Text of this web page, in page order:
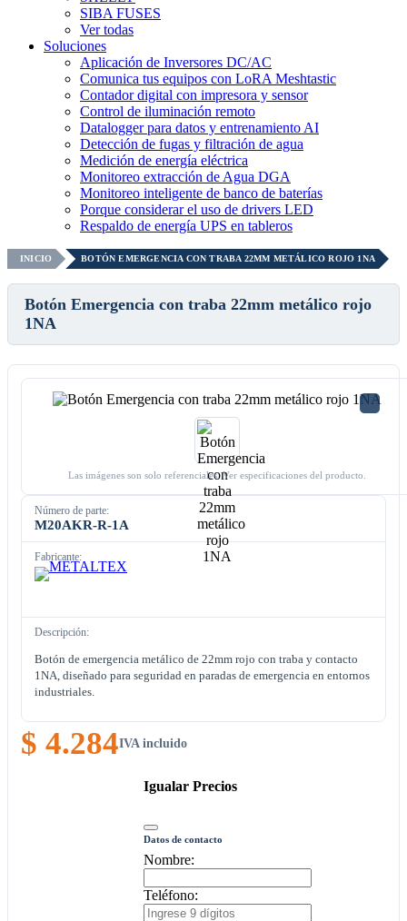
SIBA FUSES
Ver todas
Soluciones
Aplicación de Inversores DC/AC
Comunica tus equipos con LoRA Meshtastic
Contador digital con impresora y sensor
Control de iluminación remoto
Datalogger para datos y entrenamiento AI
Detección de fugas y filtración de agua
Medición de energía eléctrica
Monitoreo extracción de Agua DGA
Monitoreo inteligente de banco de baterías
Porque considerar el uso de drivers LED
Respaldo de energía UPS en tableros
INICIO BOTÓN EMERGENCIA CON TRABA 22MM METÁLICO ROJO 1NA
Botón Emergencia con traba 22mm metálico rojo
1NA
Las imágenes son solo referenciales. Ver especificaciones del producto.
Número de parte:
M20AKR-R-1A
Fabricante:
Descripción:
Botón de emergencia metálico de 22mm rojo con traba y contacto
1NA, diseñado para seguridad en paradas de emergencia en entornos
industriales.
$ 4.284IVA incluido
Igualar Precios
Datos de contacto
Nombre:
Teléfono: